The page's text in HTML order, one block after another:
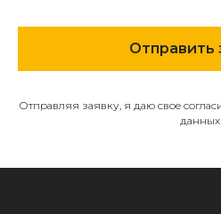
Отправить
Отправляя заявку, я даю свое
данных
О компании
Контакты и